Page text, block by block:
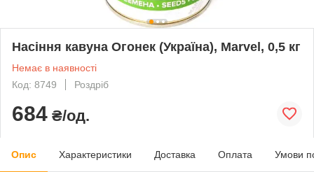
Насіння кавуна Огонек (Україна), Marvel, 0,5 кг
Немає в наявності
Код: 8749
Роздріб
684 ₴/од.
Опис Характеристики Доставка Оплата Умови